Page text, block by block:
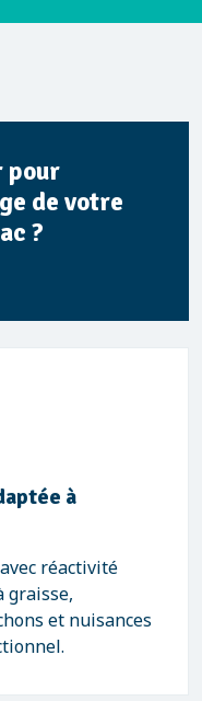
pour
de votre
?
à
réactivité
graisse,
et nuisances